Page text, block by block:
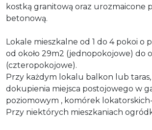
kostką granitową oraz urozmaicone
betonową.
Lokale mieszkalne od 1 do 4 pokoi o
od około 29m2 (jednopokojowe) do
(czteropokojowe).
Przy każdym lokalu balkon lub
dokupienia miejsca postojowego w
poziomowym , komórek
Przy niektórych mieszkaniach